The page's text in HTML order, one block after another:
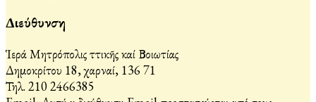
Διεύθυνση
Ἱερά Μητρόπολις Ἀττικῆς καί Βοιωτίας
Δημοκρίτου 18, Ἀχαρναί, 136 71
Τηλ. 210 2466385